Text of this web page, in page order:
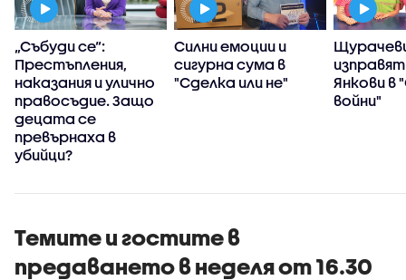
„Събуди се“:
Престъпления,
наказания и улично
правосъдие. Защо
децата се
превърнаха в
убийци?
Силни емоции и
сигурна сума в
"Сделка или не"
Янкови в
войни"
Темите и гостите в
предаването в неделя от 16.30